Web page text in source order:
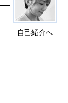
自己紹介へ